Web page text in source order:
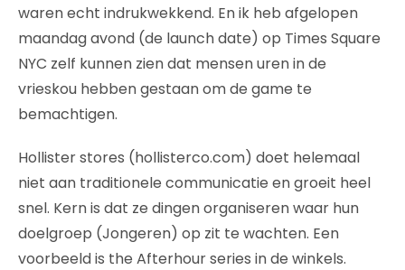
waren echt indrukwekkend. En ik heb afgelopen
maandag avond (de launch date) op Times Square
NYC zelf kunnen zien dat mensen uren in de
vrieskou hebben gestaan om de game te
bemachtigen.
Hollister stores (hollisterco.com) doet helemaal
niet aan traditionele communicatie en groeit heel
snel. Kern is dat ze dingen organiseren waar hun
doelgroep (Jongeren) op zit te wachten. Een
voorbeeld is the Afterhour series in de winkels.